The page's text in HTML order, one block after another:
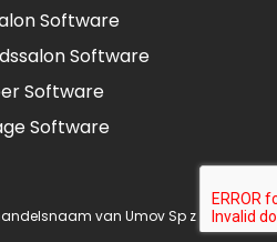
Software
Software
Software
Software
van Umov Sp z o.o.